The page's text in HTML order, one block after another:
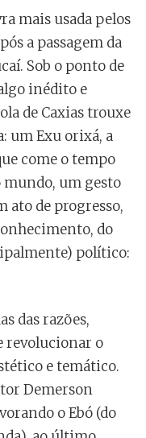
mais usada pelos
a passagem da
Sob o ponto de
inédito e
de Caxias trouxe
um Exu orixá, a
come o tempo
mundo, um gesto
ato de progresso,
do
político:
das razões,
revolucionar o
e temático.
Demerson
o Ebó (do